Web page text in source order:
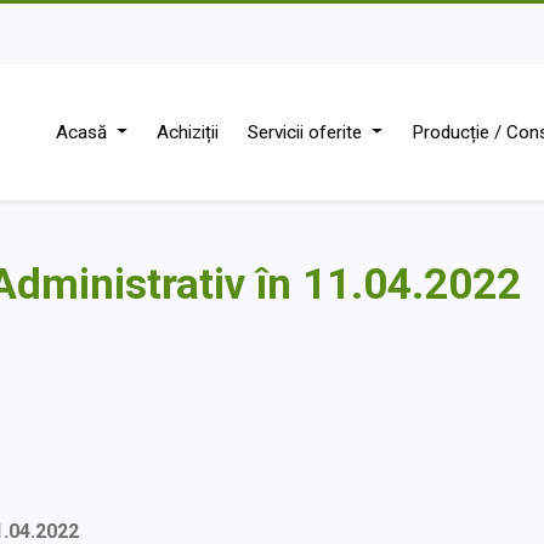
Acasă Achiziții Servicii oferite Producție /
în 11.04.2022